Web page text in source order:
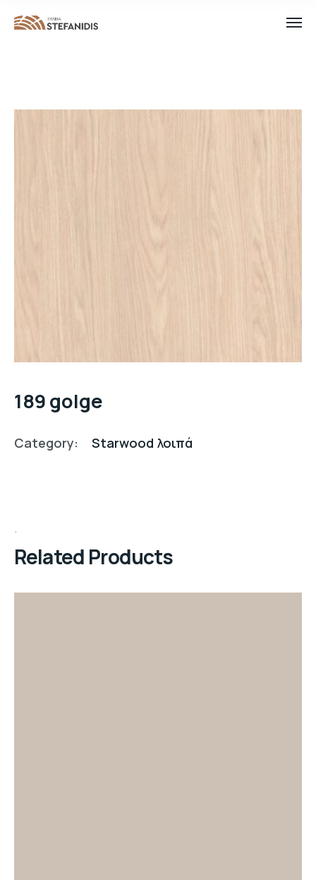
189 golge
Category: Starwood λοιπά
Related Products